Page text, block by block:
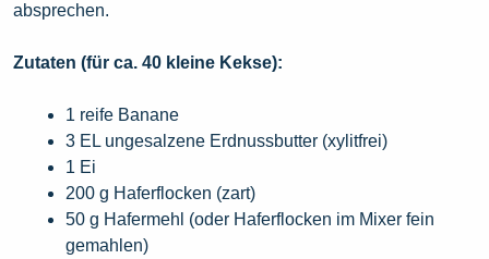
absprechen.
Zutaten (für ca. 40 kleine Kekse):
1 reife Banane
3 EL ungesalzene Erdnussbutter (xylitfrei)
1 Ei
200 g Haferflocken (zart)
50 g Hafermehl (oder Haferflocken im Mixer fein
gemahlen)